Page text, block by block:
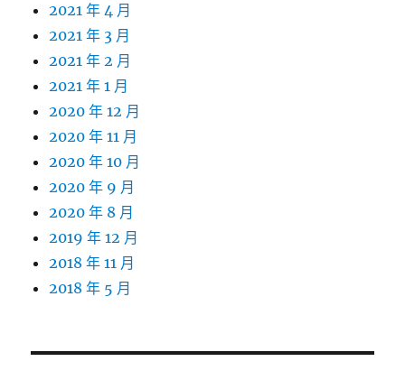
2021 年 4 月
2021 年 3 月
2021 年 2 月
2021 年 1 月
2020 年 12 月
2020 年 11 月
2020 年 10 月
2020 年 9 月
2020 年 8 月
2019 年 12 月
2018 年 11 月
2018 年 5 月